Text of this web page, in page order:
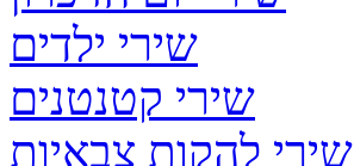
שירי ילדים
שירי קטנטנים
שירי להקות צבאיות